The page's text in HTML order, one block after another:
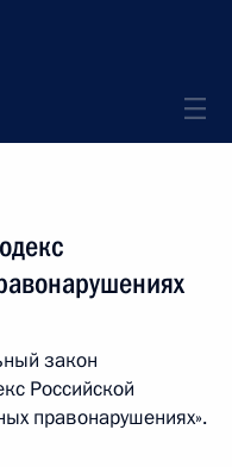
закон
Российской
правонарушениях».